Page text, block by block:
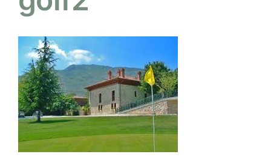
HAZTE SOCIO
OFERTAS
RESERVAR